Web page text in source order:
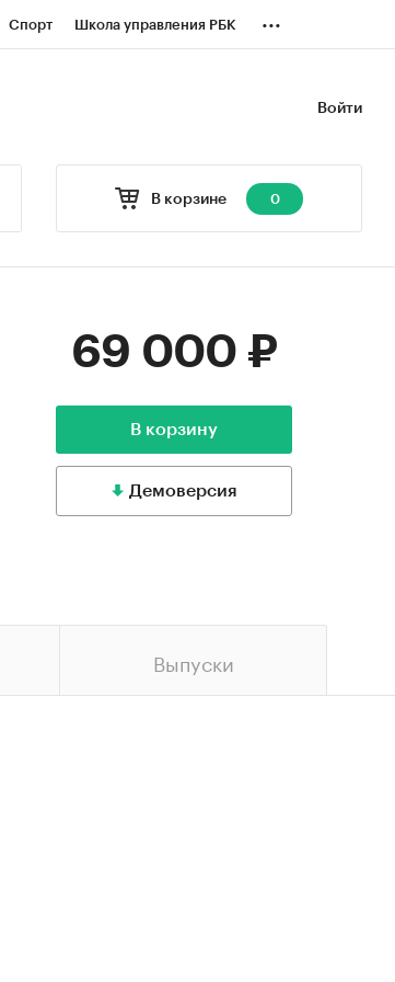
Спорт Школа управления РБК ...
Войти
В корзине 0
69 000 ₽
В корзину
Демоверсия
Выпуски